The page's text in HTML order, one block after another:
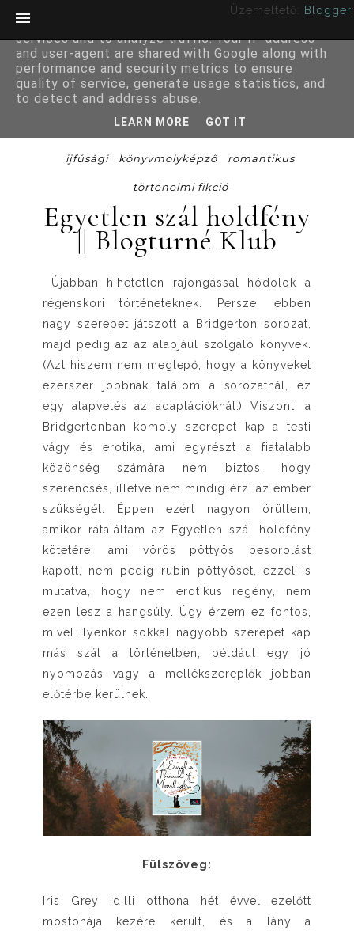
Üzemeltető: Blogger
ijfúsági könyvmolyképző romantikus
történelmi fikció
Egyetlen szál holdfény
|| Blogturné Klub
Újabban hihetetlen rajongással hódolok a
régenskori történeteknek. Persze, ebben
nagy szerepet játszott a Bridgerton sorozat,
majd pedig az az alapjául szolgáló könyvek.
(Azt hiszem nem meglepő, hogy a könyveket
ezerszer jobbnak találom a sorozatnál, ez
egy alapvetés az adaptációknál.) Viszont, a
Bridgertonban komoly szerepet kap a testi
vágy és erotika, ami egyrészt a fiatalabb
közönség számára nem biztos, hogy
szerencsés, illetve nem mindig érzi az ember
szükségét. Éppen ezért nagyon örültem,
amikor rátaláltam az Egyetlen szál holdfény
kötetére, ami vörös pöttyös besorolást
kapott, nem pedig rubin pöttyöset, ezzel is
mutatva, hogy nem erotikus regény, nem
ezen lesz a hangsúly. Úgy érzem ez fontos,
mivel ilyenkor sokkal nagyobb szerepet kap
más szál a történetben, például egy jó
nyomozás vagy a mellékszereplők jobban
előtérbe kerülnek.
Fülszöveg:
Iris Grey idilli otthona hét évvel ezelőtt
mostohája kezére került, és a lány a
This site uses cookies from Google to deliver its
services and to analyze traffic. Your IP address
and user-agent are shared with Google along with
performance and security metrics to ensure
quality of service, generate usage statistics, and
to detect and address abuse.
LEARN MORE GOT IT